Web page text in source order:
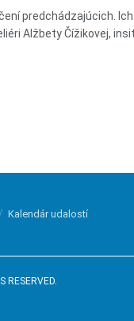
predchádzajúcich.
Alžbety Čížikovej,
Kalendár udalostí
RESERVED.